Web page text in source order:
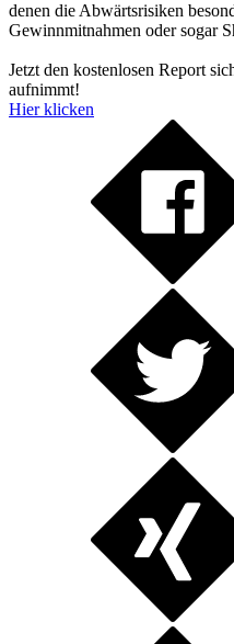
denen die Abwärtsrisiken
Gewinnmitnahmen oder sogar
Jetzt den kostenlosen Report
aufnimmt!
Hier klicken